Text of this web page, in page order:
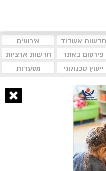
חדשות אשדוד
אירועים
פירסום באתר
חדשות ארציות
ייעוץ טכנולוגי מסעדות